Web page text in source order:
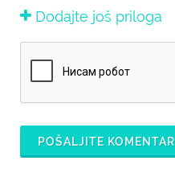
Dodajte još priloga
POŠALJITE KOMENTAR